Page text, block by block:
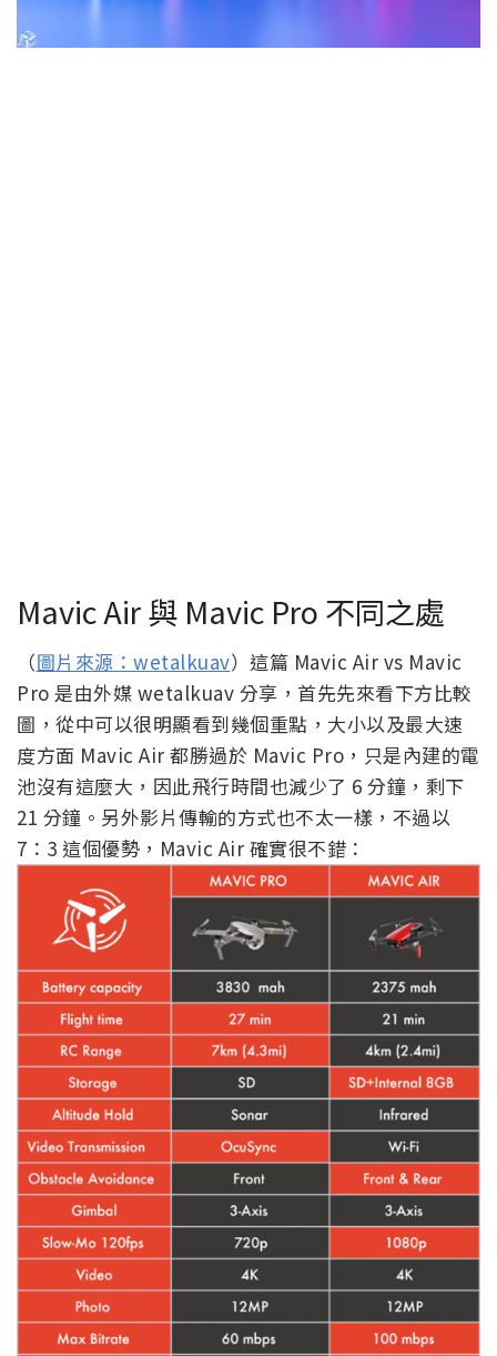
Mavic Air 與 Mavic Pro 不同之處
（圖片來源：wetalkuav）這篇 Mavic Air vs Mavic
Pro 是由外媒 wetalkuav 分享，首先先來看下方比較
圖，從中可以很明顯看到幾個重點，大小以及最大速
度方面 Mavic Air 都勝過於 Mavic Pro，只是內建的電
池沒有這麼大，因此飛行時間也減少了 6 分鐘，剩下
21 分鐘。另外影片傳輸的方式也不太一樣，不過以
7：3 這個優勢，Mavic Air 確實很不錯：